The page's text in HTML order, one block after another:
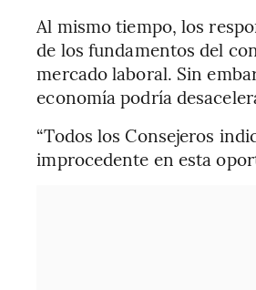
Al mismo tiempo, los
de los fundamentos del
mercado laboral. Sin
economía podría
“Todos los Consejeros
improcedente en esta